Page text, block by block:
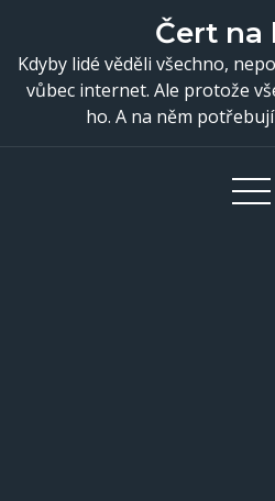
content
Čert na
Kdyby lidé věděli všechno,
vůbec internet. Ale protože
ho. A na něm